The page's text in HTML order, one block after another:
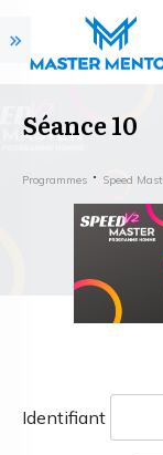
Séance 10
Programmes Speed
Identifiant